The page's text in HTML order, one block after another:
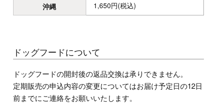
沖縄 1,650円(税込)
ドッグフードについて
ドッグフードの開封後の返品交換は承りできません。
定期販売の申込内容の変更についてはお届け予定日の12日
前までにご連絡をお願いいたします。